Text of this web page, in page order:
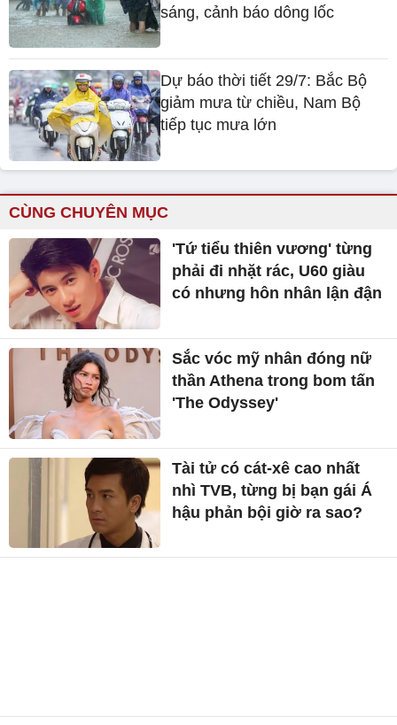
sáng, cảnh báo dông lốc
Dự báo thời tiết 29/7: Bắc Bộ
giảm mưa từ chiều, Nam Bộ
tiếp tục mưa lớn
CÙNG CHUYÊN MỤC
'Tứ tiểu thiên vương' từng
phải đi nhặt rác, U60 giàu
có nhưng hôn nhân lận đận
Sắc vóc mỹ nhân đóng nữ
thần Athena trong bom tấn
'The Odyssey'
Tài tử có cát-xê cao nhất
nhì TVB, từng bị bạn gái Á
hậu phản bội giờ ra sao?